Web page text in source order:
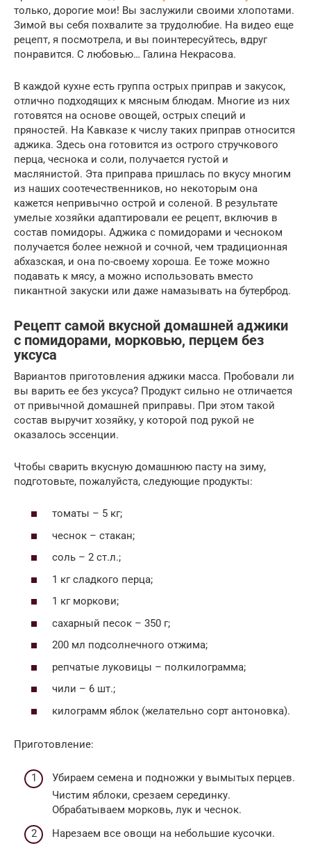
только, дорогие мои! Вы заслужили своими хлопотами.
Зимой вы себя похвалите за трудолюбие. На видео еще
рецепт, я посмотрела, и вы поинтересуйтесь, вдруг
понравится. С любовью… Галина Некрасова.
В каждой кухне есть группа острых приправ и закусок,
отлично подходящих к мясным блюдам. Многие из них
готовятся на основе овощей, острых специй и
пряностей. На Кавказе к числу таких приправ относится
аджика. Здесь она готовится из острого стручкового
перца, чеснока и соли, получается густой и
маслянистой. Эта приправа пришлась по вкусу многим
из наших соотечественников, но некоторым она
кажется непривычно острой и соленой. В результате
умелые хозяйки адаптировали ее рецепт, включив в
состав помидоры. Аджика с помидорами и чесноком
получается более нежной и сочной, чем традиционная
абхазская, и она по-своему хороша. Ее тоже можно
подавать к мясу, а можно использовать вместо
пикантной закуски или даже намазывать на бутерброд.
Рецепт самой вкусной домашней аджики
с помидорами, морковью, перцем без
уксуса
Вариантов приготовления аджики масса. Пробовали ли
вы варить ее без уксуса? Продукт сильно не отличается
от привычной домашней приправы. При этом такой
состав выручит хозяйку, у которой под рукой не
оказалось эссенции.
Чтобы сварить вкусную домашнюю пасту на зиму,
подготовьте, пожалуйста, следующие продукты:
томаты – 5 кг;
чеснок – стакан;
соль – 2 ст.л.;
1 кг сладкого перца;
1 кг моркови;
сахарный песок – 350 г;
200 мл подсолнечного отжима;
репчатые луковицы – полкилограмма;
чили – 6 шт.;
килограмм яблок (желательно сорт антоновка).
Приготовление:
Убираем семена и подножки у вымытых перцев.
Чистим яблоки, срезаем серединку.
Обрабатываем морковь, лук и чеснок.
Нарезаем все овощи на небольшие кусочки.